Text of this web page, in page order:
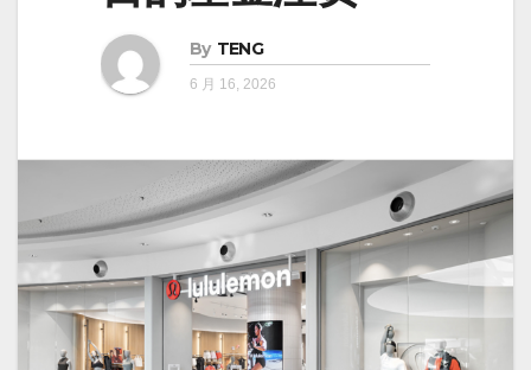
By TENG
6 月 16, 2026